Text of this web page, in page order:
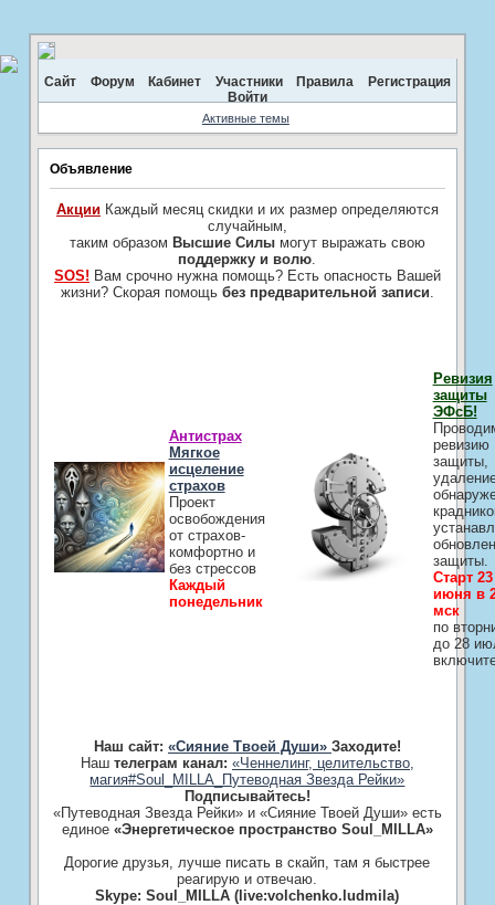
Сайт Форум Кабинет Участники Правила
Регистрация
Войти
Активные темы
Объявление
АкцииКаждый месяц скидки и их размер определяются
случайным,
таким образом Высшие Силымогут выражать свою
поддержку и волю
SOS! Вам срочно нужна помощь? Есть опасность Вашей
жизни? Скорая помощь без предварительной записи
Антистрах
Мягкое
исцеление
страхов
Проект
освобождения
от страхов-
комфортно и
без стрессов
Каждый
понедельник
Ревизия
защиты
ЭФсБ!
ревизию
защиты,
защиты.
Старт 23
июня в
мск
по
до 28
Наш сайт: «Сияние Твоей Души» Заходите!
Наш телеграм канал: «Ченнелинг, целительство,
магия#Soul_MILLA_Путеводная Звезда Рейки»
Подписывайтесь!
«Путеводная Звезда Рейки» и «Сияние Твоей Души» есть
единое «Энергетическое пространство Soul_MILLA»
Дорогие друзья, лучше писать в скайп, там я быстрее
реагирую и отвечаю.
Skype: Soul_MILLA (live:volchenko.ludmila)